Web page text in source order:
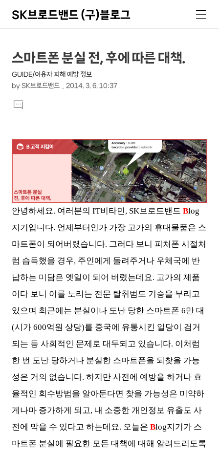
SK브로드밴드 (구)블로그
색
메
뉴
상
세
컨
텐
본
제
목
스마트폰 분실 전, 후에 따른 대책.
GUIDE/이용자 피해 예방 정보
by SK브로드밴드 2014. 3. 6. 10:37
문
댓
글
안녕하세요. 여러분의 IT비타민, SK브로드밴드 Blog
지기입니다. 언제부터인가 가장 고가의 휴대물품은 스
마트폰이 되어버렸습니다. 그러다 보니 피처폰 시절처
럼 습득했을 경우, 주인에게 돌려주거나 우체국에 반
납하는 미담은 옛일이 되어 버렸는데요. 고가의 제품
이다 보니 이를 노리는 전문 탈취범도 기승을 부리고
있으며 최근에는 분실이나 도난 당한 스마트폰 6만 대
(시가 600억원 상당)를 중국에 유통시킨 일당이 검거
되는 등 사회적인 문제로 대두되고 있습니다. 이처럼
한 번 도난 당하거나 분실한 스마트폰을 되찾을 가능
성은 거의 없습니다. 하지만 사전에 예방을 하거나 효
율적인 회수방법을 알아둔다면 찾을 가능성은 미약하
게나마 증가하게 되고, 내 소중한 개인정보 유출도 사
전에 막을 수 있다고 하는데요. 오늘은 Blog지기가 스
마트폰 분실에 필요한 모든 대책에 대해 알려드리도록